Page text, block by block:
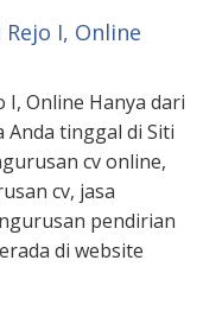
I, Online
I, Online Hanya dari
Anda tinggal di Siti
cv online,
cv, jasa
pendirian
di website